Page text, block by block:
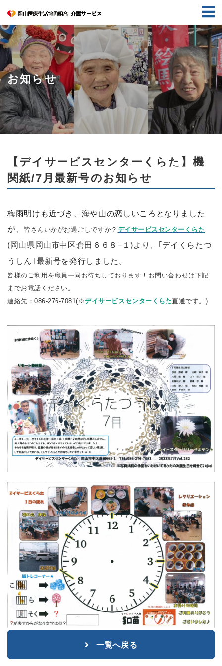
お知らせ
【デイサービスセンターくらた】機
関紙/7月最新号のお知らせ
梅雨明けも近づき、海や山の恋しいころとなりました
が、
皆さんいかがお過ごしですか？ デイサービスセンターくらた
(岡山県岡山市中区倉田６６８−１)より、｢デイくらたつ
うしん｣最新号を発行しました。
皆様のご利用を職員一同お待ちしております！お問い合わせは下記
までお電話ください。
連絡先：086-276-7081(※デイサービスセンターくらた直通です。)
一覧へ戻る